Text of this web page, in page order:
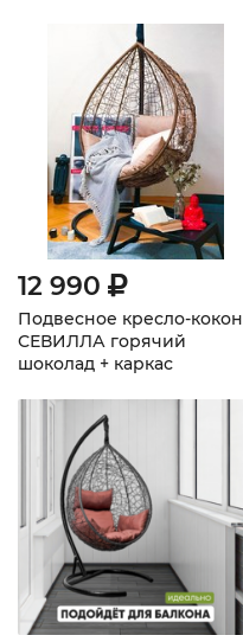
12 990
Подвесное кресло-кокон
СЕВИЛЛА горячий
шоколад + каркас